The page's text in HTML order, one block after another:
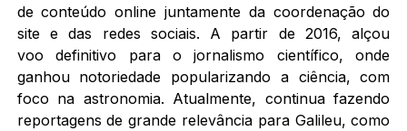
de conteúdo online juntamente da coordenação do
site e das redes sociais. A partir de 2016, alçou
voo definitivo para o jornalismo científico, onde
ganhou notoriedade popularizando a ciência, com
foco na astronomia. Atualmente, continua fazendo
reportagens de grande relevância para Galileu, como